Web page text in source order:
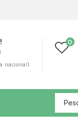
0
nacional)